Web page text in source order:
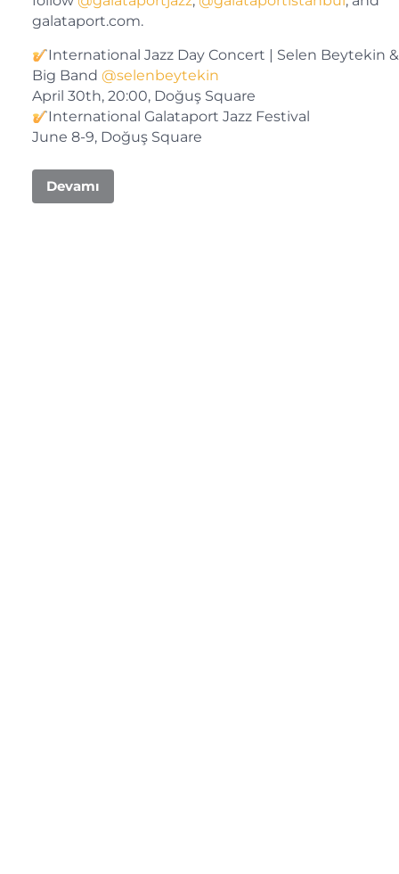
galataport.com.
International Jazz Day Concert | Selen Beytekin &
Big Band @selenbeytekin
April 30th, 20:00, Doğuş Square
International Galataport Jazz Festival
June 8-9, Doğuş Square
Devamı